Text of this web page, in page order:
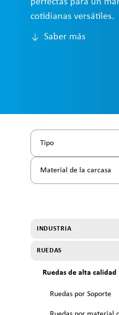
perfectas para un
cotidianas versátiles.
Saber más
Tipo
Material de la carcasa
INDUSTRIA
RUEDAS
Ruedas de alta calidad
Ruedas por Soporte